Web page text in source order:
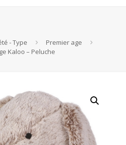
- Type
Premier age
Kaloo – Peluche